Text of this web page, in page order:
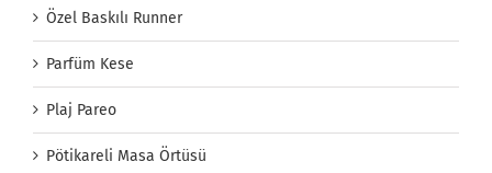
Özel Baskılı Runner
Parfüm Kese
Plaj Pareo
Pötikareli Masa Örtüsü